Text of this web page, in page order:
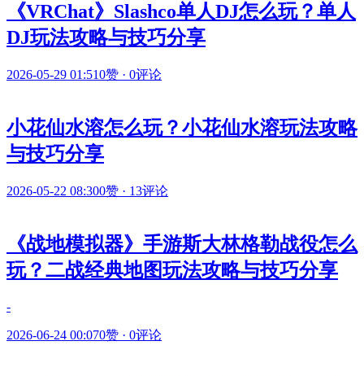
《VRChat》Slashco单人DJ怎么玩？单人
DJ玩法攻略与技巧分享
2026-05-29 01:510赞 · 0评论
小花仙水溶怎么玩？小花仙水溶玩法攻略
与技巧分享
2026-05-22 08:300赞 · 13评论
《战地模拟器》手游斯大林格勒战役怎么
玩？二战经典地图玩法攻略与技巧分享
-
2026-06-24 00:070赞 · 0评论